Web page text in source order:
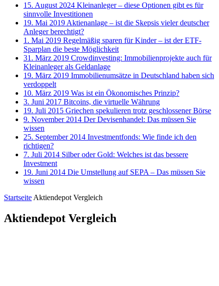
15. August 2024 Kleinanleger – diese Optionen gibt es für
sinnvolle Investitionen
19. Mai 2019 Aktienanlage – ist die Skepsis vieler deutscher
Anleger berechtigt?
1. Mai 2019 Regelmäßig sparen für Kinder – ist der ETF-
Sparplan die beste Möglichkeit
31. März 2019 Crowdinvesting: Immobilienprojekte auch für
Kleinanleger als Geldanlage
19. März 2019 Immobilienumsätze in Deutschland haben sich
verdoppelt
10. März 2019 Was ist ein Ökonomisches Prinzip?
3. Juni 2017 Bitcoins, die virtuelle Währung
19. Juli 2015 Griechen spekulieren trotz geschlossener Börse
9. November 2014 Der Devisenhandel: Das müssen Sie
wissen
25. September 2014 Investmentfonds: Wie finde ich den
richtigen?
7. Juli 2014 Silber oder Gold: Welches ist das bessere
Investment
19. Juni 2014 Die Umstellung auf SEPA – Das müssen Sie
wissen
Startseite Aktiendepot Vergleich
Aktiendepot Vergleich